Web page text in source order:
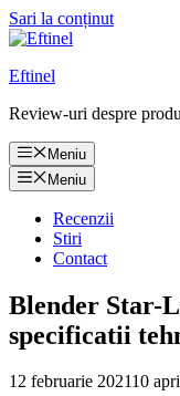
Sari la conținut
Eftinel
Review-uri despre
Meniu
Meniu
Recenzii
Stiri
Contact
Blender Star-
specificatii
12 februarie 202110